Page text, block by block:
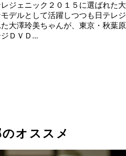
ジェニック２０１５に選ばれた大
デルとして活躍しつつも日テレジ
大澤玲美ちゃんが、東京・秋葉原
ＤＶＤ...
オススメ